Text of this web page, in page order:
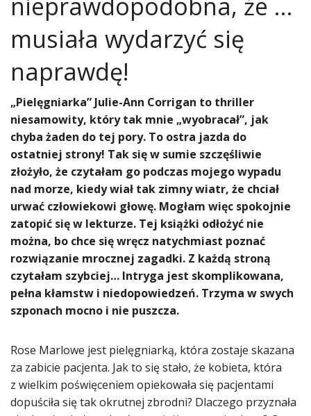
musiała wydarzyć się
naprawdę!
„Pielęgniarka” Julie-Ann Corrigan to thriller
niesamowity, który tak mnie „wyobracał”, jak
chyba żaden do tej pory. To ostra jazda do
ostatniej strony! Tak się w sumie szczęśliwie
złożyło, że czytałam go podczas mojego wypadu
nad morze, kiedy wiał tak zimny wiatr, że chciał
urwać człowiekowi głowę. Mogłam więc spokojnie
zatopić się w lekturze. Tej książki odłożyć nie
można, bo chce się wręcz natychmiast poznać
rozwiązanie mrocznej zagadki. Z każdą stroną
czytałam szybciej… Intryga jest skomplikowana,
pełna kłamstw i niedopowiedzeń. Trzyma w swych
szponach mocno i nie puszcza.
Rose Marlowe jest pielęgniarką, która zostaje skazana
za zabicie pacjenta. Jak to się stało, że kobieta, która
z wielkim poświęceniem opiekowała się pacjentami
dopuściła się tak okrutnej zbrodni? Dlaczego przyznała